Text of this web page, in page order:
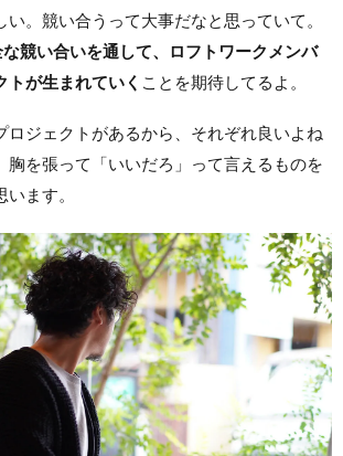
い。競い合うって大事だなと思っていて。
競い合いを通して、ロフトワークメンバ
トが生まれていく ことを期待してるよ。
ロジェクトがあるから、それぞれ良いよね
胸を張って「いいだろ」って言えるものを
ます。